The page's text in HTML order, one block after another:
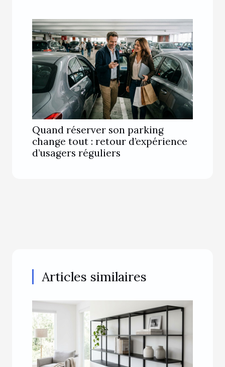
Quand réserver son parking
change tout : retour d’expérience
d’usagers réguliers
Articles similaires